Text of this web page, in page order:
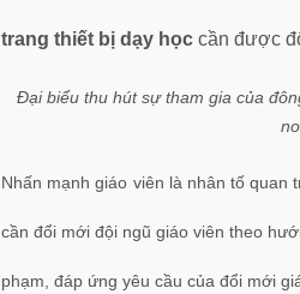
trang thiết bị dạy học cần được
Đại biểu thu hút sự tham gia của
Nhấn mạnh giáo viên là nhân tố
cần đổi mới đội ngũ giáo viên theo
phạm, đáp ứng yêu cầu của đổi mới